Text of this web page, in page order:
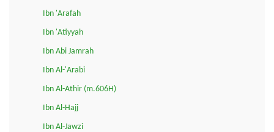
Ibn 'Arafah
Ibn 'Atiyyah
Ibn Abi Jamrah
Ibn Al-'Arabi
Ibn Al-Athir (m.606H)
Ibn Al-Hajj
Ibn Al-Jawzi